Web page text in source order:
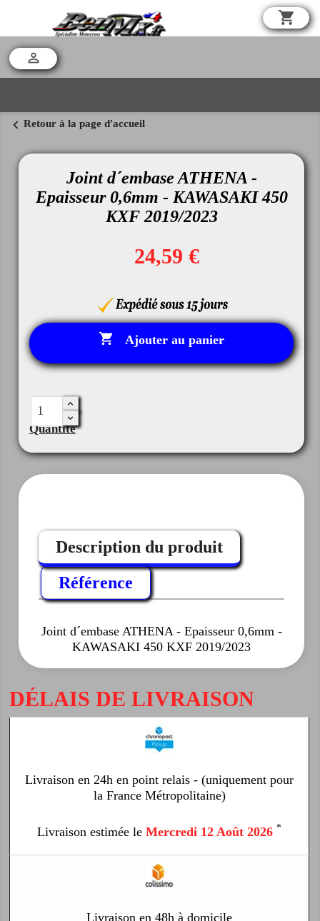
shopping_cart

chevron_left Retour à la page d'accueil
Joint d´embase ATHENA -
Epaisseur 0,6mm - KAWASAKI 450
KXF 2019/2023
24,59 €
 Ajouter au panier
Quantité
Description du produit
Référence
Joint d´embase ATHENA - Epaisseur 0,6mm -
KAWASAKI 450 KXF 2019/2023
DÉLAIS DE LIVRAISON
Livraison en 24h en point relais - (uniquement pour
la France Métropolitaine)
Livraison estimée le Mercredi 12 Août 2026 *
Livraison en 48h à domicile